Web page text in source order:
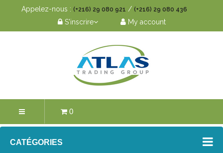
Appelez-nous : (+216) 29 080 921 / (+216) 29 080 436
S'inscrire My account
0
CATÉGORIES